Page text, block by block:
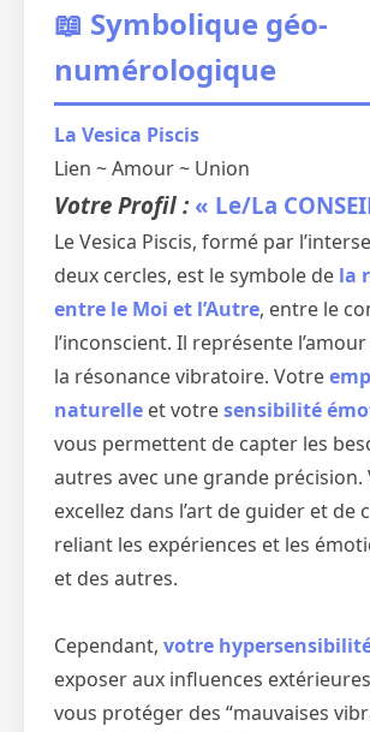
📖 Symbolique géo-
numérologique
La Vesica Piscis
Lien ~ Amour ~ Union
Votre Profil : « Le/La
Le Vesica Piscis, formé par
deux cercles, est le symbole de la
entre le Moi et l’Autre, entre le
l’inconscient. Il représente
la résonance vibratoire. Votre
naturelle et votresensibilité
vous permettent de capter les
autres avec une grande précision.
excellez dans l’art de guider et de
reliant les expériences et les
et des autres.
Cependant, votre
exposer aux influences
vous protéger des “mauvaises